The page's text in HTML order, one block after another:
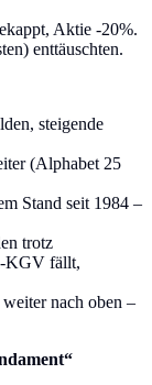
Aktie -20%.
enttäuschten.
steigende
(Alphabet 25
Stand seit 1984 –
trotz
KGV fällt,
nach oben –